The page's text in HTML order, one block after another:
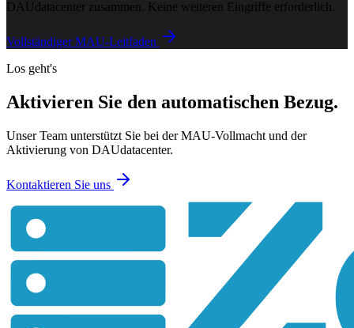
DAUdatacenter zusammen. Keine weiteren Eingriffe erforderlich.
Vollständiger MAU-Leitfaden
Los geht's
Aktivieren Sie den automatischen Bezug.
Unser Team unterstützt Sie bei der MAU-Vollmacht und der
Aktivierung von DAUdatacenter.
Kontaktieren Sie uns